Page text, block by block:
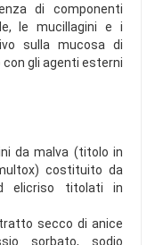
di componenti
le mucillagini e i
sulla mucosa di
gli agenti esterni
da malva (titolo in
costituito da
elicriso titolati in
secco di anice
sorbato, sodio